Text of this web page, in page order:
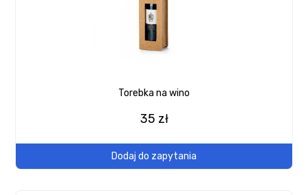
Torebka na wino
35 zł
Dodaj do zapytania